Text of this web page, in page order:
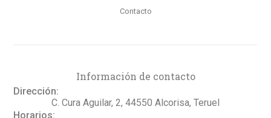
Contacto
Información de contacto
Dirección:
C. Cura Aguilar, 2, 44550 Alcorisa, Teruel
Horarios: